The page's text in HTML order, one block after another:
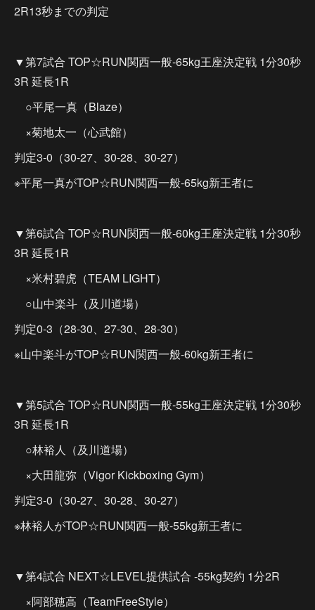
2R13秒までの判定
▼第7試合 TOP☆RUN関西一般-65kg王座決定戦 1分30秒
3R 延長1R
○平尾一真（Blaze）
×菊地太一（心武館）
判定3-0（30-27、30-28、30-27）
※平尾一真がTOP☆RUN関西一般-65kg新王者に
▼第6試合 TOP☆RUN関西一般-60kg王座決定戦 1分30秒
3R 延長1R
×米村碧虎（TEAM LIGHT）
○山中楽斗（及川道場）
判定0-3（28-30、27-30、28-30）
※山中楽斗がTOP☆RUN関西一般-60kg新王者に
▼第5試合 TOP☆RUN関西一般-55kg王座決定戦 1分30秒
3R 延長1R
○林裕人（及川道場）
×大田龍弥（Vigor Kickboxing Gym）
判定3-0（30-27、30-28、30-27）
※林裕人がTOP☆RUN関西一般-55kg新王者に
▼第4試合 NEXT☆LEVEL提供試合 -55kg契約 1分2R
×阿部穂高（TeamFreeStyle）